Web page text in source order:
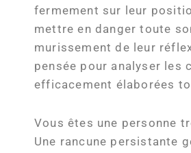
fermement sur leur
mettre en danger toute
murissement de leur
pensée pour analyser
efficacement élaborées
Vous êtes une personne
Une rancune persistante